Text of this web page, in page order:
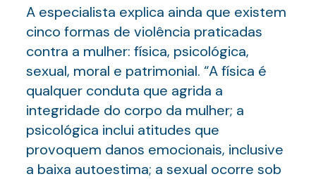
A especialista explica ainda que existem
cinco formas de violência praticadas
contra a mulher: física, psicológica,
sexual, moral e patrimonial. “A física é
qualquer conduta que agrida a
integridade do corpo da mulher; a
psicológica inclui atitudes que
provoquem danos emocionais, inclusive
a baixa autoestima; a sexual ocorre sob